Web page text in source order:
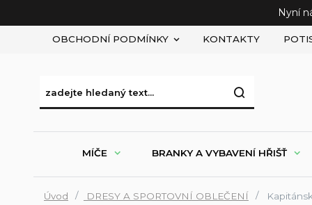
Nyní
OBCHODNÍ PODMÍNKY KONTAKTY
MÍČE BRANKY A VYBAVENÍ HŘIŠŤ
Úvod DRESY A SPORTOVNÍ OBLEČENÍ